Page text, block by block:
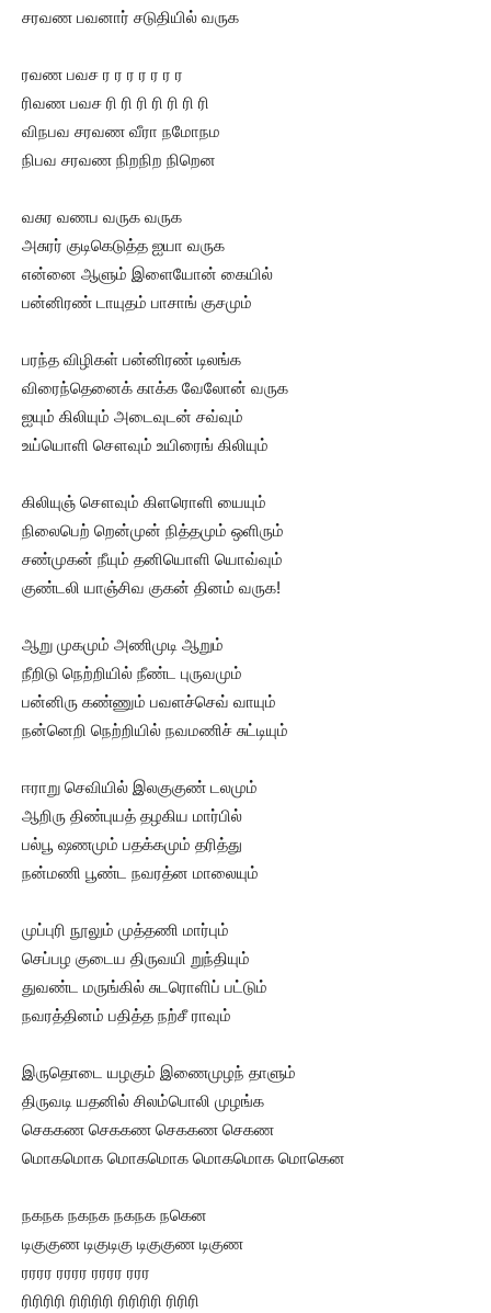
சரவண பவனார் சடுதியில் வருக
ரவண பவச ர ர ர ர ர ர ர
ரிவண பவச ரி ரி ரி ரி ரி ரி ரி
விநபவ சரவண வீரா நமோநம
நிபவ சரவண நிறநிற நிறென
வசுர வணப வருக வருக
அசுரர் குடிகெடுத்த ஐயா வருக
என்னை ஆளும் இளையோன் கையில்
பன்னிரண் டாயுதம் பாசாங் குசமும்
பரந்த விழிகள் பன்னிரண் டிலங்க
விரைந்தெனைக் காக்க வேலோன் வருக
ஐயும் கிலியும் அடைவுடன் சவ்வும்
உய்யொளி சௌவும் உயிரைங் கிலியும்
கிலியுஞ் சௌவும் கிளரொளி யையும்
நிலைபெற் றென்முன் நித்தமும் ஒளிரும்
சண்முகன் நீயும் தனியொளி யொவ்வும்
குண்டலி யாஞ்சிவ குகன் தினம் வருக!
ஆறு முகமும் அணிமுடி ஆறும்
நீறிடு நெற்றியில் நீண்ட புருவமும்
பன்னிரு கண்ணும் பவளச்செவ் வாயும்
நன்னெறி நெற்றியில் நவமணிச் சுட்டியும்
ஈராறு செவியில் இலகுகுண் டலமும்
ஆறிரு திண்புயத் தழகிய மார்பில்
பல்பூ ஷணமும் பதக்கமும் தரித்து
நன்மணி பூண்ட நவரத்ன மாலையும்
முப்புரி நூலும் முத்தணி மார்பும்
செப்பழ குடைய திருவயி றுந்தியும்
துவண்ட மருங்கில் சுடரொளிப் பட்டும்
நவரத்தினம் பதித்த நற்சீ ராவும்
இருதொடை யழகும் இணைமுழந் தாளும்
திருவடி யதனில் சிலம்பொலி முழங்க
செககண செககண செககண செகண
மொகமொக மொகமொக மொகமொக மொகென
நகநக நகநக நகநக நகென
டிகுகுண டிகுடிகு டிகுகுண டிகுண
ரரரர ரரரர ரரரர ரரர
ரிரிரிரி ரிரிரிரி ரிரிரிரி ரிரிரி